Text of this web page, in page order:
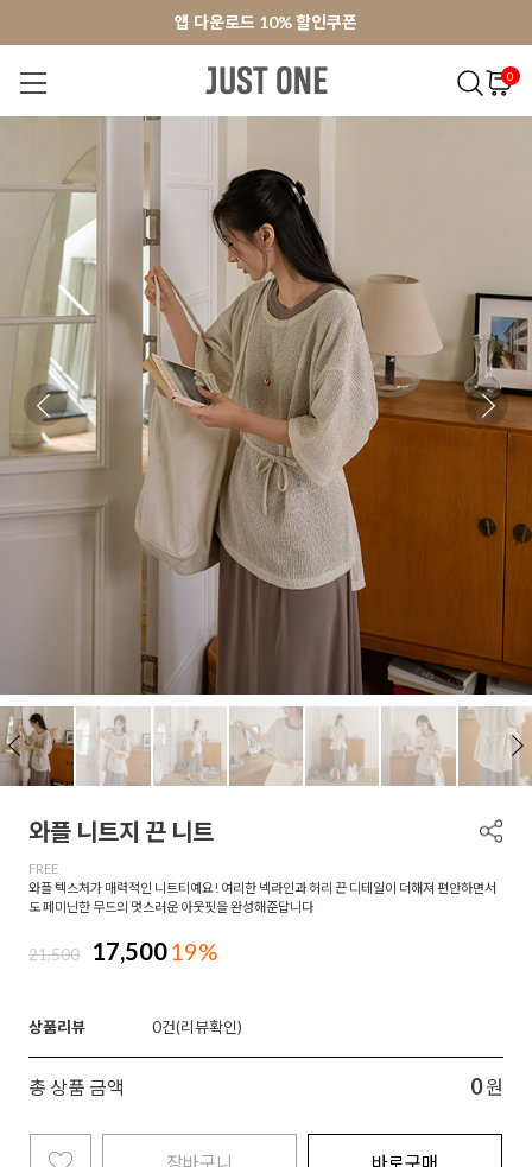
앱 다운로드 10% 할인쿠폰
회원가입 쿠폰 3000원
앱 다운로드 10% 할인쿠폰
회원가입 쿠폰 3000원
0
BEST
와플 니트지 끈 니트
FREE
와플 텍스처가 매력적인 니트티예요! 여리한 넥라인과 허리 끈 디테일이 더해져 편안하면서
도 페미닌한 무드의 멋스러운 아웃핏을 완성해준답니다
21,500 17,50019%
상품리뷰 0
총 상품 금액 0 원
장바구니 바로구매